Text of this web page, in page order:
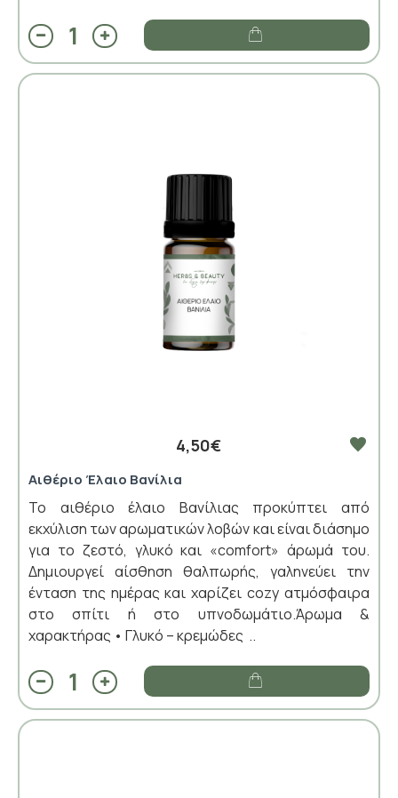
4,50€
Αιθέριο Έλαιο Βανίλια
Το αιθέριο έλαιο Βανίλιας προκύπτει από
εκχύλιση των αρωματικών λοβών και είναι διάσημο
για το ζεστό, γλυκό και «comfort» άρωμά του.
Δημιουργεί αίσθηση θαλπωρής, γαληνεύει την
ένταση της ημέρας και χαρίζει cozy ατμόσφαιρα
στο σπίτι ή στο υπνοδωμάτιο.Άρωμα &
χαρακτήρας • Γλυκό – κρεμώδες ..